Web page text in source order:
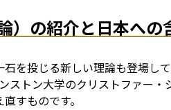
）の紹介と日本への
を投じる新しい理論も登場し
トン大学のクリストファー
すものです。